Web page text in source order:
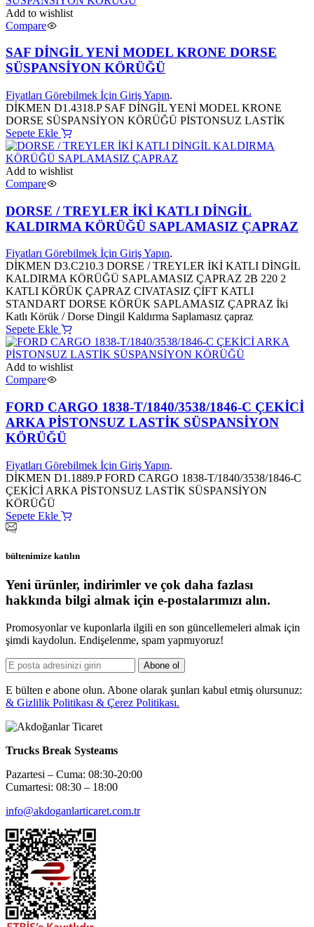
Add to wishlist
Compare
SAF DİNGİL YENİ MODEL KRONE DORSE
SÜSPANSİYON KÖRÜĞÜ
Fiyatları Görebilmek İçin Giriş Yapın.
DİKMEN D1.4318.P SAF DİNGİL YENİ MODEL KRONE
DORSE SÜSPANSİYON KÖRÜĞÜ PİSTONSUZ LASTİK
Sepete Ekle
Add to wishlist
Compare
DORSE / TREYLER İKİ KATLI DİNGİL
KALDIRMA KÖRÜĞÜ SAPLAMASIZ ÇAPRAZ
Fiyatları Görebilmek İçin Giriş Yapın.
DİKMEN D3.C210.3 DORSE / TREYLER İKİ KATLI DİNGİL
KALDIRMA KÖRÜĞÜ SAPLAMASIZ ÇAPRAZ 2B 220 2
KATLI KÖRÜK ÇAPRAZ CIVATASIZ ÇİFT KATLI
STANDART DORSE KÖRÜK SAPLAMASIZ ÇAPRAZ İki
Katlı Körük / Dorse Dingil Kaldırma Saplamasız çapraz
Sepete Ekle
Add to wishlist
Compare
FORD CARGO 1838-T/1840/3538/1846-C ÇEKİCİ
ARKA PİSTONSUZ LASTİK SÜSPANSİYON
KÖRÜĞÜ
Fiyatları Görebilmek İçin Giriş Yapın.
DİKMEN D1.1889.P FORD CARGO 1838-T/1840/3538/1846-C
ÇEKİCİ ARKA PİSTONSUZ LASTİK SÜSPANSİYON
KÖRÜĞÜ
Sepete Ekle
bültenimize katılın
Yeni ürünler, indirimler ve çok daha fazlası
hakkında bilgi almak için e-postalarımızı alın.
Promosyonlar ve kuponlarla ilgili en son güncellemeleri almak için
şimdi kaydolun. Endişelenme, spam yapmıyoruz!
Abone ol
E bülten e abone olun. Abone olarak şunları kabul etmiş olursunuz:
& Gizlilik Politikası & Çerez Politikası.
Trucks Break Systeams
Pazartesi – Cuma: 08:30-20:00
Cumartesi: 08:30 – 18:00
info@akdoganlarticaret.com.tr